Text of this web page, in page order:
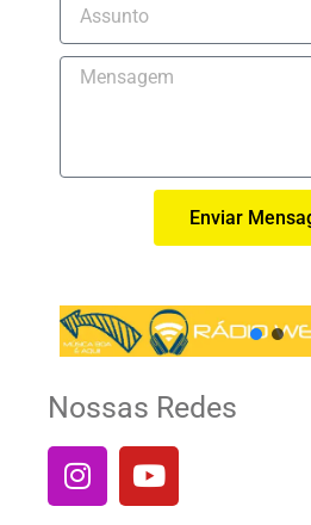
Enviar
Nossas Redes